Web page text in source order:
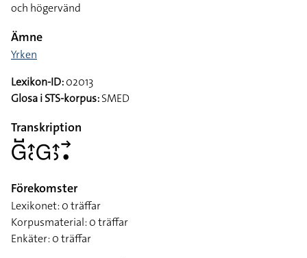
och högervänd
Ämne
Yrken
Lexikon-ID:02013
Glosa i STS-korpus:SMED
Transkription
􌤦􌤹􌤴􌥗􌤦􌤴􌤶􌥣􌥡
Förekomster
Lexikonet: 0 träffar
Korpusmaterial: 0 träffar
Enkäter: 0 träffar